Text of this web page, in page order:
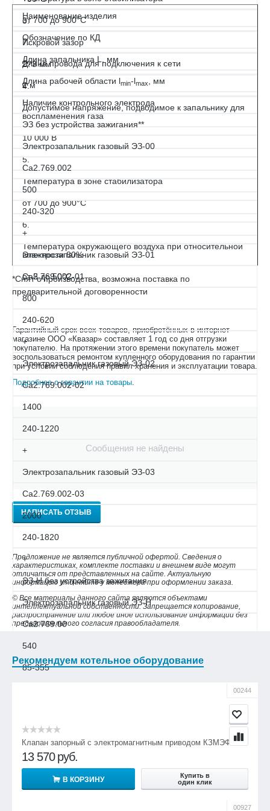
от 700 до 900°С
7.
Длина провода для подключения к сети
2 м
3.
Искровой зазор
2?3 мм
4.
Допустимое напряжение, подводимое к запальнику для
воспламенения газа
10 000 В
5.
Температура в зоне стабилизатора
от 700 до 900°С
6.
Температура окружающего воздуха при относительной
влажности 80%
от 5 до 50°С
Наименование изделия
Обозначение по КД
Длина запальника L, мм
Длина рабочей области lmin-lmax , мм
Наличие контрольного электрода
ЭЗ без устройства зажигания**
Электрозапальник газовый ЭЗ-00
Са2.769.002
500
240-320
+
Электрозапальник газовый ЭЗ-01
Са2.769.002-01
800
240-620
+
Электрозапальник газовый ЭЗ-02
Са2.769.002-02
1400
240-1220
+
Электрозапальник газовый ЭЗ-03
Са2.769.002-03
2000
240-1820
+
ЭЗ-Н без устройства зажигания
Электрозапальник газовый ЭЗ-Н
Са2.769.00
540
85-355
Са2.769.004-01
840
*Снят с производства, возможна поставка по
предварительной договоренности
Гарантийный срок всех товаров, приобретённых в интернет-
магазине ООО «Квазар» составляет 1 год со дня отгрузки
покупателю. На протяжении этого времени покупатель может
воспользоваться ремонтом купленного оборудования по гарантии
при условии соблюдения правил хранения и эксплуатации товара.
Подробнее о гарантии на товары.
Сообщения не найдены
НАПИСАТЬ ОТЗЫВ
Предложение не является публичной офертой. Сведения о
характеристиках, комплекте поставки и внешнем виде могут
отличаться от представленных на сайте. Актуальную
информацию уточняйте у менеджера при оформлении заказа.
© Все материалы данного сайта являются объектами
интеллектуальной собственности. Запрещается копирование,
распространение или любое иное использование информации без
предварительного согласия правообладателя.
Рекомендуем котельное оборудование
00244
Клапан запорный с электромагнитным приводом КЗМЭФ
13 570 руб.
В КОРЗИНУ
Купить в
один клик
00927